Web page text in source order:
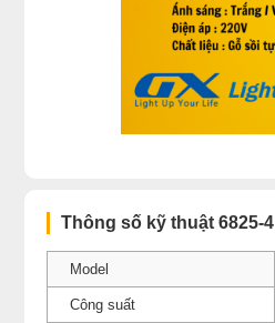
Thông số kỹ thuật 6825-4
Model
Công suất